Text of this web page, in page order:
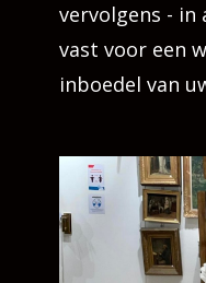
vervolgens -
vast voor een
inboedel van